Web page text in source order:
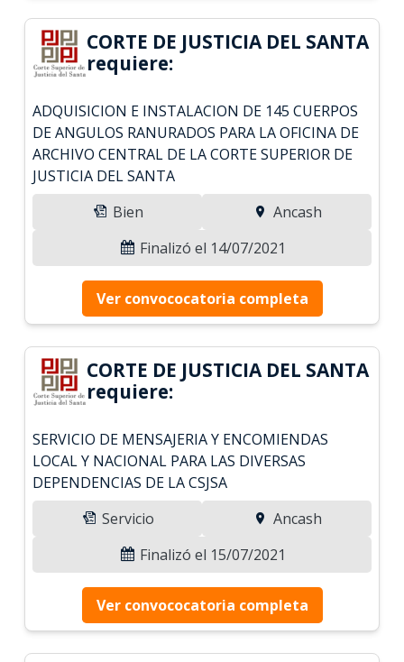
CORTE DE JUSTICIA DEL SANTA
requiere:
ADQUISICION E INSTALACION DE 145 CUERPOS
DE ANGULOS RANURADOS PARA LA OFICINA DE
ARCHIVO CENTRAL DE LA CORTE SUPERIOR DE
JUSTICIA DEL SANTA
Bien
Ancash
Finalizó el 14/07/2021
Ver convococatoria completa
CORTE DE JUSTICIA DEL SANTA
requiere:
SERVICIO DE MENSAJERIA Y ENCOMIENDAS
LOCAL Y NACIONAL PARA LAS DIVERSAS
DEPENDENCIAS DE LA CSJSA
Servicio
Ancash
Finalizó el 15/07/2021
Ver convococatoria completa